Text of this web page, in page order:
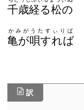
千歳経る松の
亀が唄すれば
かみがうたすぃりば
訳